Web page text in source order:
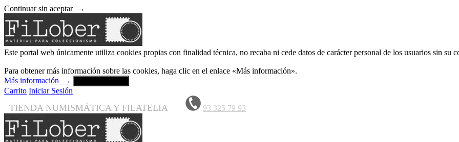
Continuar sin aceptar →
Este portal web únicamente utiliza cookies propias con finalidad técnica, no recaba ni cede datos de carácter personal de los usuarios sin su
Para obtener más información sobre las cookies, haga clic en el enlace «Más información».
Más información
→
Carrito Iniciar Sesión
TIENDA NUMISMÁTICA Y FILATELIA 93 325 79 93